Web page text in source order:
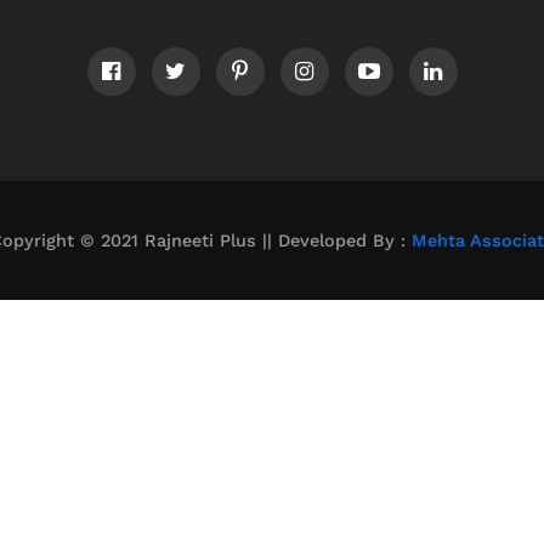
© 2021 Rajneeti Plus || Developed By : Mehta